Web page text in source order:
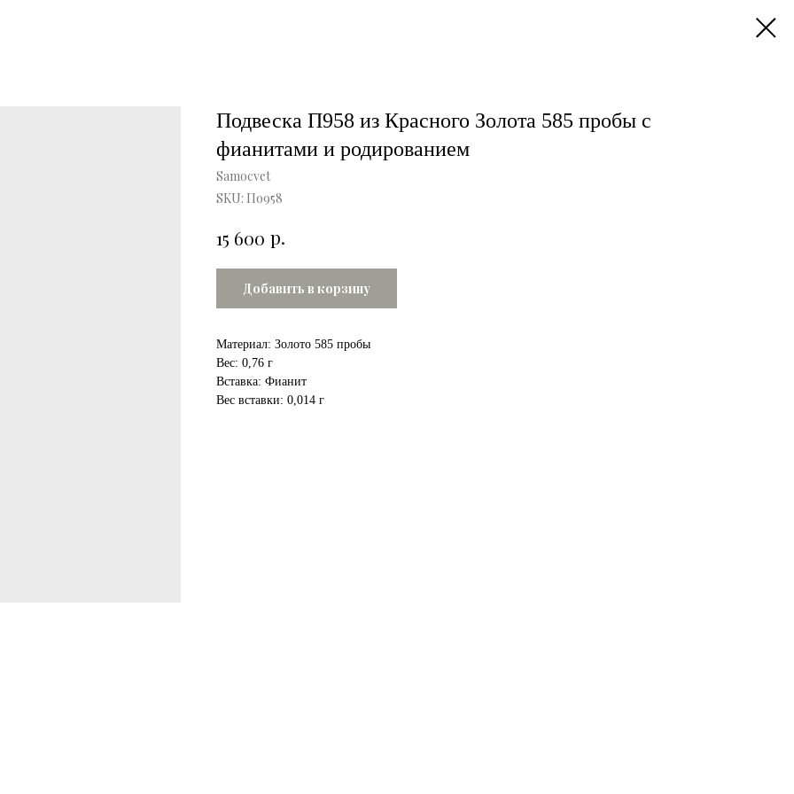
Подвеска П958 из Красного Золота 585 пробы с
фианитами и родированием
Samocvet
SKU: По958
15 600 р.
Добавить в корзину
Материал: Золото 585 пробы
Вес: 0,76 г
Вставка: Фианит
Вес вставки: 0,014 г